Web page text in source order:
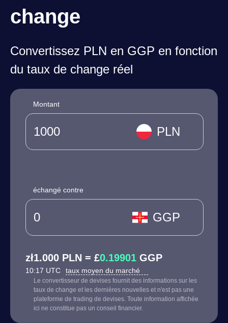
change
Convertissez PLN en GGP en fonction
du taux de change réel
Montant
PLN
échangé contre
GGP
zł1.000 PLN = £0.19901 GGP
10:17 UTC taux moyen du marché
Le convertisseur de devises fournit des informations sur les
taux de change et les dernières nouvelles et n'est pas une
plateforme de trading de devises. Toute information affichée
ici ne constitue pas un conseil financier.